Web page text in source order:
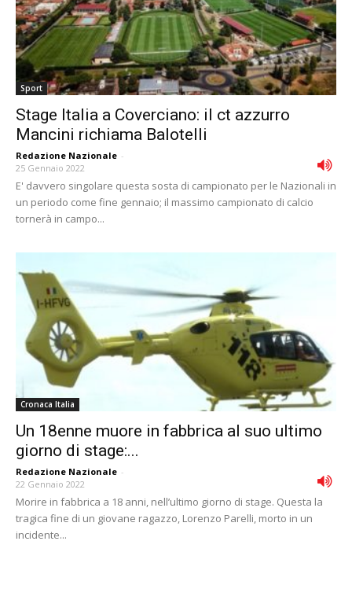
Sport
Stage Italia a Coverciano: il ct azzurro
Mancini richiama Balotelli
Redazione Nazionale -
25 Gennaio 2022
E' davvero singolare questa sosta di campionato per le Nazionali in
un periodo come fine gennaio; il massimo campionato di calcio
tornerà in campo...
Cronaca Italia
Un 18enne muore in fabbrica al suo ultimo
giorno di stage:...
Redazione Nazionale -
22 Gennaio 2022
Morire in fabbrica a 18 anni, nell’ultimo giorno di stage. Questa la
tragica fine di un giovane ragazzo, Lorenzo Parelli, morto in un
incidente...